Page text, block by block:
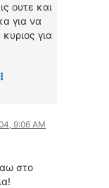
ουτε και
για να
για
9:06 AM
στο
ΑΓΟΡΑ
CLASSIC